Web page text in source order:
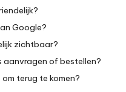
Google?
zichtbaar?
aanvragen of bestellen?
terug te komen?